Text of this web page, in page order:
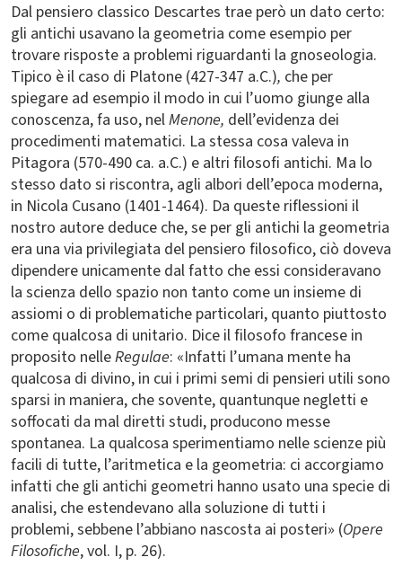
Dal pensiero classico Descartes trae però un dato certo:
gli antichi usavano la geometria come esempio per
trovare risposte a problemi riguardanti la gnoseologia.
Tipico è il caso di Platone (427-347 a.C.), che per
spiegare ad esempio il modo in cui l’uomo giunge alla
conoscenza, fa uso, nelMenone, dell’evidenza dei
procedimenti matematici. La stessa cosa valeva in
Pitagora (570-490 ca. a.C.) e altri filosofi antichi. Ma lo
stesso dato si riscontra, agli albori dell’epoca moderna,
in Nicola Cusano (1401-1464). Da queste riflessioni il
nostro autore deduce che, se per gli antichi la geometria
era una via privilegiata del pensiero filosofico, ciò doveva
dipendere unicamente dal fatto che essi consideravano
la scienza dello spazio non tanto come un insieme di
assiomi o di problematiche particolari, quanto piuttosto
come qualcosa di unitario. Dice il filosofo francese in
proposito nelleRegulae: «Infatti l’umana mente ha
qualcosa di divino, in cui i primi semi di pensieri utili sono
sparsi in maniera, che sovente, quantunque negletti e
soffocati da mal diretti studi, producono messe
spontanea. La qualcosa sperimentiamo nelle scienze più
facili di tutte, l’aritmetica e la geometria: ci accorgiamo
infatti che gli antichi geometri hanno usato una specie di
analisi, che estendevano alla soluzione di tutti i
problemi, sebbene l’abbiano nascosta ai posteri» (Opere
Filosofiche, vol. I, p. 26).